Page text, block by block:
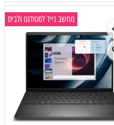
מחשב נייד לסטודנט ולבית